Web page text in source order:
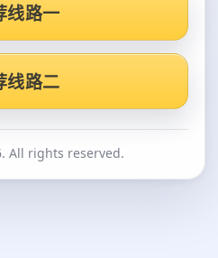
线路一
线路二
All rights reserved.